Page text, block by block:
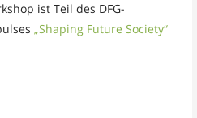
ist Teil des DFG-
„Shaping Future Society“